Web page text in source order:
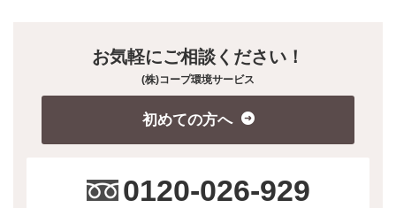
お気軽にご相談ください！
(株)コープ環境サービス
初めての方へ
0120-026-929